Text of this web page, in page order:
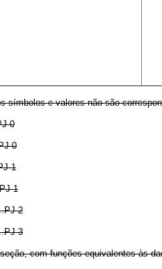
e valores não são
0
0
1
1
2
3
com funções equivalentes às